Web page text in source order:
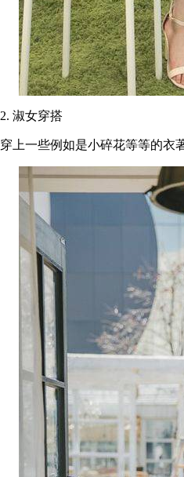
2. 淑女穿搭
穿上一些例如是小碎花等等的衣